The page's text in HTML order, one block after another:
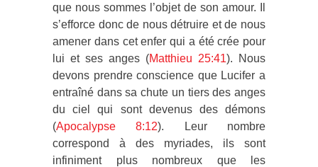
que nous sommes l’objet de son amour. Il
s’efforce donc de nous détruire et de nous
amener dans cet enfer qui a été crée pour
lui et ses anges (Matthieu 25:41). Nous
devons prendre conscience que Lucifer a
entraîné dans sa chute un tiers des anges
du ciel qui sont devenus des démons
(Apocalypse 8:12). Leur nombre
correspond à des myriades, ils sont
infiniment plus nombreux que les